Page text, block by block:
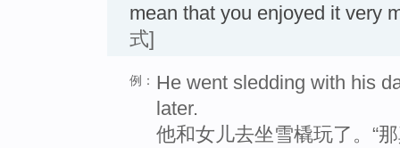
mean that you enjoyed it very
式]
例： He went sledding with his
later.
他和女儿去坐雪橇玩了。“